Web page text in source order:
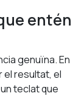
entén
genuïna. En
el resultat, el
teclat que